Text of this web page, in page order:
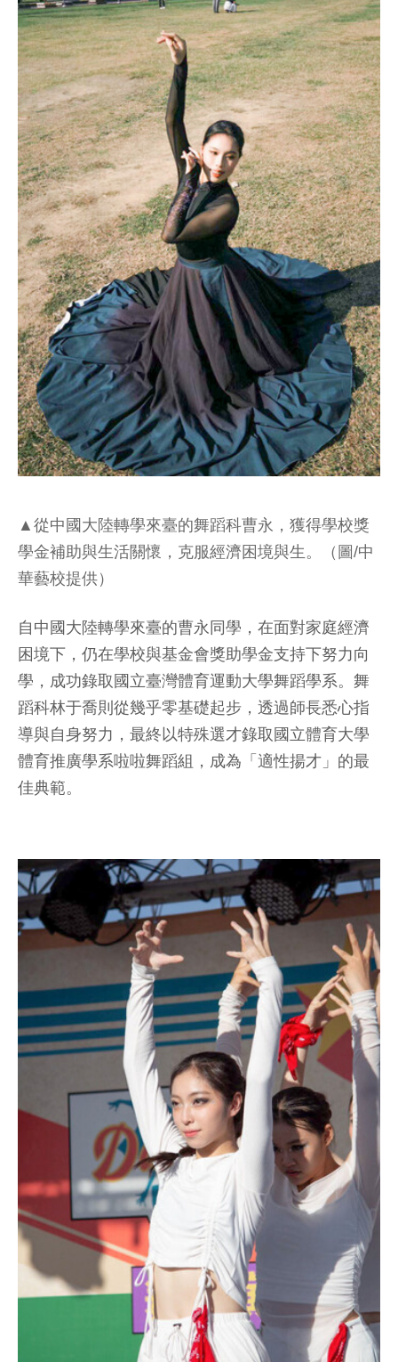
▲從中國大陸轉學來臺的舞蹈科曹永，獲得學校獎
學金補助與生活關懷，克服經濟困境與生。（圖/中
華藝校提供）
自中國大陸轉學來臺的曹永同學，在面對家庭經濟
困境下，仍在學校與基金會獎助學金支持下努力向
學，成功錄取國立臺灣體育運動大學舞蹈學系。舞
蹈科林于喬則從幾乎零基礎起步，透過師長悉心指
導與自身努力，最終以特殊選才錄取國立體育大學
體育推廣學系啦啦舞蹈組，成為「適性揚才」的最
佳典範。